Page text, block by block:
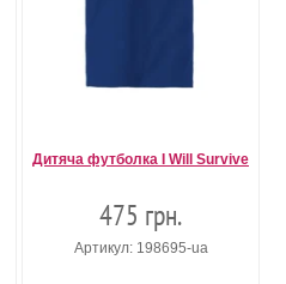
Дитяча футболка I Will Survive
475 грн.
Артикул: 198695-ua